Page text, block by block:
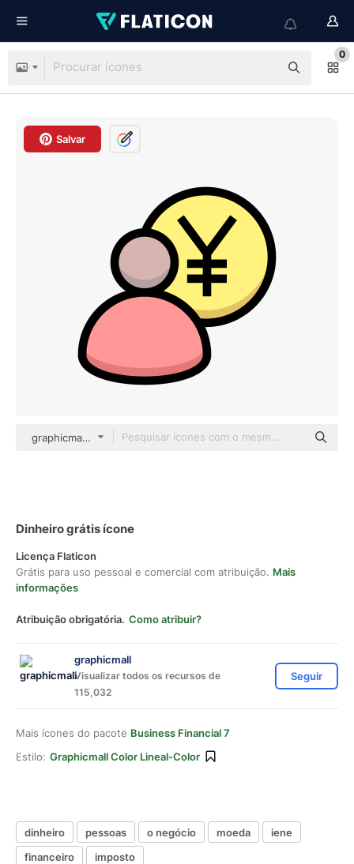
0
Salvar
graphicmall color lineal-color
Dinheiro grátis ícone
Licença Flaticon
Grátis para uso pessoal e comercial com atribuição. Mais
informações
Atribuição obrigatória. Como atribuir?
graphicmall
Visualizar todos os recursos de
115,032
Seguir
Mais ícones do pacote Business Financial 7
Estilo: Graphicmall Color Lineal-Color
dinheiro pessoas o negócio moeda
iene
financeiro
imposto